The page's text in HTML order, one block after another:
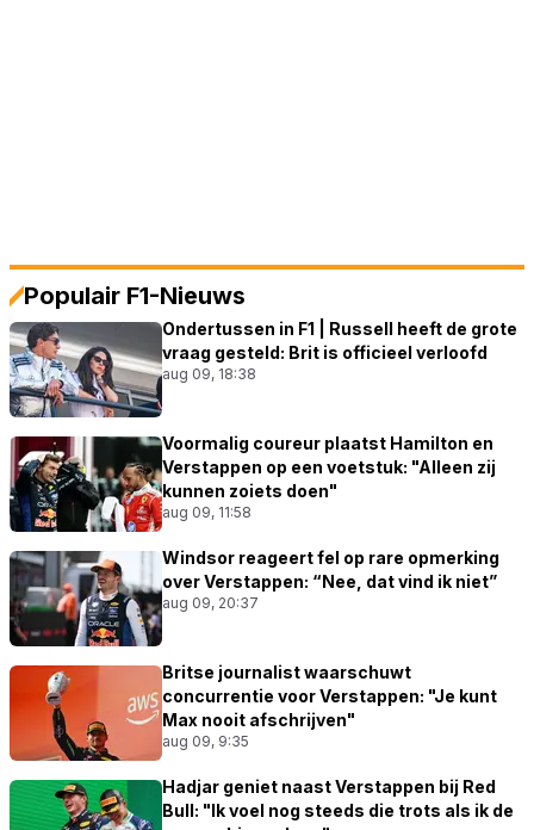
Populair F1-Nieuws
Ondertussen in F1 | Russell heeft de grote
vraag gesteld: Brit is officieel verloofd
aug 09, 18:38
Voormalig coureur plaatst Hamilton en
Verstappen op een voetstuk: "Alleen zij
kunnen zoiets doen"
aug 09, 11:58
Windsor reageert fel op rare opmerking
over Verstappen: “Nee, dat vind ik niet”
aug 09, 20:37
Britse journalist waarschuwt
concurrentie voor Verstappen: "Je kunt
Max nooit afschrijven"
aug 09, 9:35
Hadjar geniet naast Verstappen bij Red
Bull: "Ik voel nog steeds die trots als ik de